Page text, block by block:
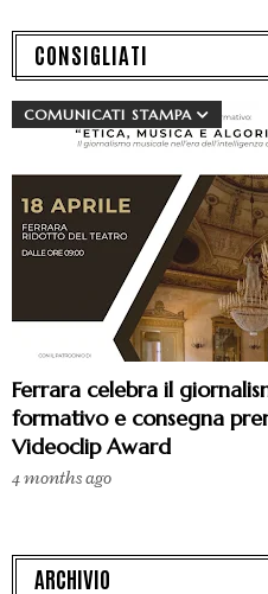
CONSIGLIATI
COMUNICATI STAMPA
Ferrara celebra il
formativo e consegna
Videoclip Award
4 months ago
ARCHIVIO